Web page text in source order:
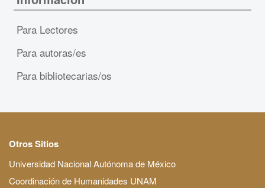
Para Lectores
Para autoras/es
Para bibliotecarias/os
Otros Sitios
Universidad Nacional Autónoma de México
Coordinación de Humanidades UNAM